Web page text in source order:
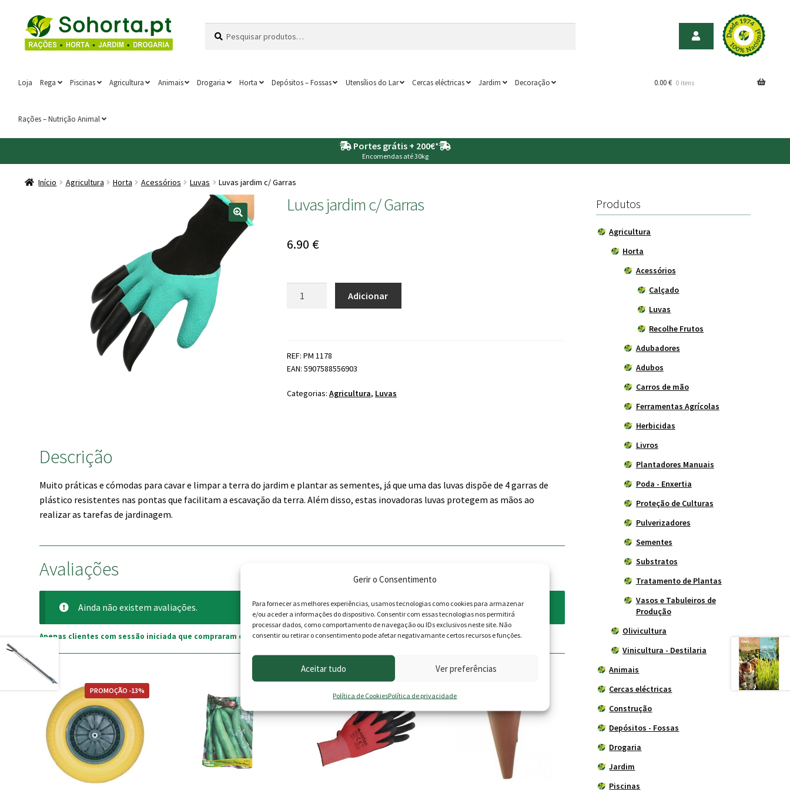
Gerir o Consentimento
Para fornecer as melhores experiências, usamos tecnologias como cookies para armazenar
e/ou aceder a informações do dispositivo. Consentir com essas tecnologias nos permitirá
processar dados, como comportamento de navegação ou IDs exclusivos neste site. Não
consentir ou retirar o consentimento pode afetar negativamante certos recursos e funções.
Aceitar tudo Ver preferências
Política de CookiesPolítica de privacidade
Ir
para
a
Saltar
para
o
por:
Loja Rega Piscinas Agricultura Animais Drogaria Horta Depósitos – Fossas Utensílios do Lar Cercas eléctricas Jardim Decoração
Rações – Nutrição Animal
0.00€ 0 itens
Portes grátis + 200€*
Encomendas até 30kg
Início Agricultura Horta Acessórios Luvas Luvas jardim c/ Garras
Luvas jardim c/ Garras
6.90 €
Garras
Adicionar
REF: PM 1178
EAN: 5907588556903
Categorias: Agricultura, Luvas
Descrição
Muito práticas e cómodas para cavar e limpar a terra do jardim e plantar as sementes, já que uma das luvas dispõe de 4 garras de
plástico resistentes nas pontas que facilitam a escavação da terra. Além disso, estas inovadoras luvas protegem as mãos ao
realizar as tarefas de jardinagem.
Avaliações
Ainda não existem avaliações.
Apenas clientes com sessão iniciada que compraram este produto podem deixar opinião.
PROMOÇÃO -13%
This
product
has
variants.
The
options
Produtos
Agricultura
Horta
Acessórios
Calçado
Luvas
Recolhe Frutos
Adubadores
Adubos
Carros de mão
Ferramentas Agrícolas
Herbicidas
Livros
Plantadores Manuais
Poda - Enxertia
Proteção de Culturas
Pulverizadores
Sementes
Substratos
Tratamento de Plantas
Vasos e Tabuleiros de
Produção
Olivicultura
Vinicultura - Destilaria
Animais
Cercas eléctricas
Construção
Depósitos - Fossas
Drogaria
Jardim
Piscinas